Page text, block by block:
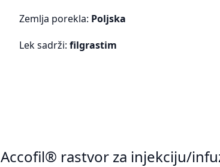
Zemlja porekla: Poljska
Lek sadrži: filgrastim
Accofil® rastvor za injekciju/